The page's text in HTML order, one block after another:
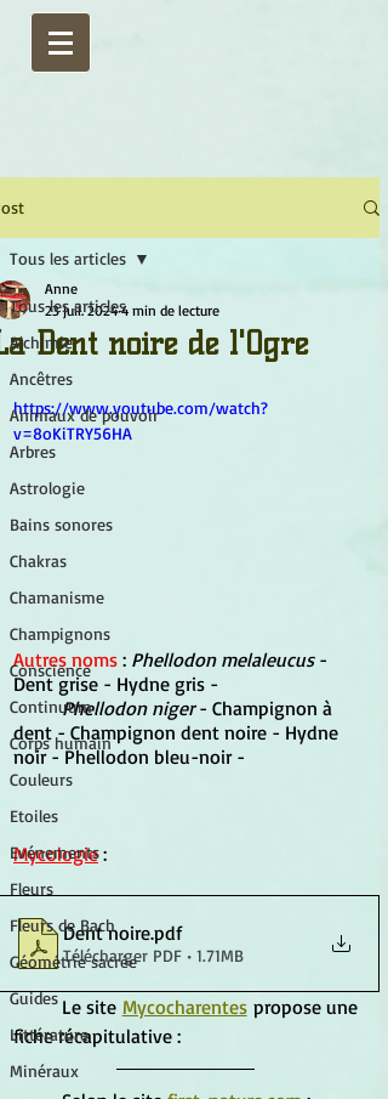
Tous les articles
Alchimie
Ancêtres
Animaux de pouvoir
Arbres
Astrologie
Bains sonores
Chakras
Chamanisme
Champignons
Conscience
Continuum
Corps humain
Couleurs
Etoiles
Evénements
Fleurs
Fleurs de Bach
Géométrie sacrée
Guides
Littérature
Minéraux
Tous les articles
Dent noire de l'Ogre
Anne
23 juil. 2024 4 min de lecture
https://www.youtube.com/watch?
v=8oKiTRY56HA
Autres noms : Phellodon melaleucus -
Dent grise - Hydne gris -
Phellodon niger - Champignon à
dent - Champignon dent noire - Hydne
noir - Phellodon bleu-noir -
Mycologie :
Dent noire.pdf
Télécharger PDF • 1.71MB
	Le site
Mycocharentes propose une
fiche récapitulative :